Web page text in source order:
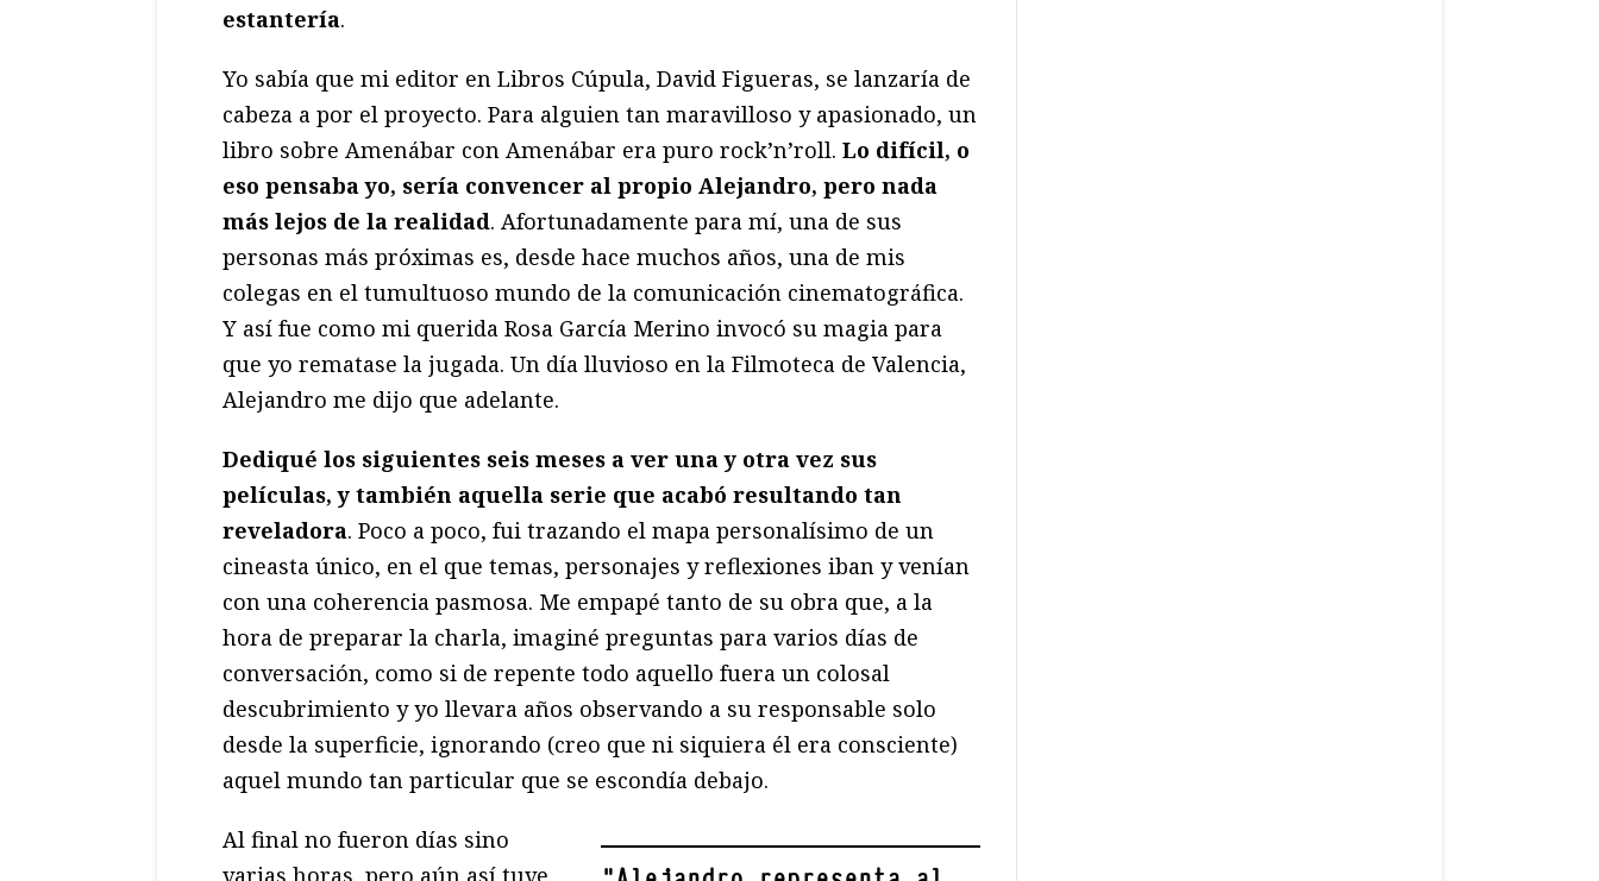
estantería.
Yo sabía que mi editor en Libros Cúpula, David Figueras, se lanzaría de
cabeza a por el proyecto. Para alguien tan maravilloso y apasionado, un
libro sobre Amenábar con Amenábar era puro rock’n’roll. Lo difícil, o
eso pensaba yo, sería convencer al propio Alejandro, pero nada
más lejos de la realidad. Afortunadamente para mí, una de sus
personas más próximas es, desde hace muchos años, una de mis
colegas en el tumultuoso mundo de la comunicación cinematográfica.
Y así fue como mi querida Rosa García Merino invocó su magia para
que yo rematase la jugada. Un día lluvioso en la Filmoteca de Valencia,
Alejandro me dijo que adelante.
Dediqué los siguientes seis meses a ver una y otra vez sus
películas, y también aquella serie que acabó resultando tan
reveladora. Poco a poco, fui trazando el mapa personalísimo de un
cineasta único, en el que temas, personajes y reflexiones iban y venían
con una coherencia pasmosa. Me empapé tanto de su obra que, a la
hora de preparar la charla, imaginé preguntas para varios días de
conversación, como si de repente todo aquello fuera un colosal
descubrimiento y yo llevara años observando a su responsable solo
desde la superficie, ignorando (creo que ni siquiera él era consciente)
aquel mundo tan particular que se escondía debajo.
Al final no fueron días sino